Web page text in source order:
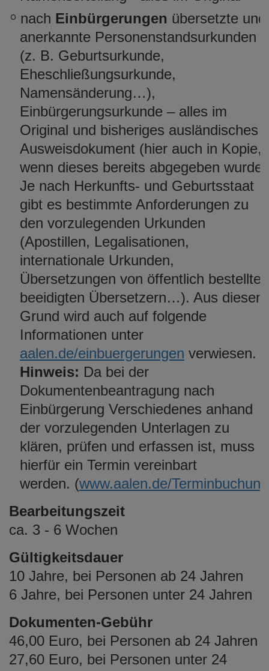
nach Einbürgerungen übersetzte und
anerkannte Personenstandsurkunden
(z. B. Geburtsurkunde,
Eheschließungsurkunde,
Namensänderung…),
Einbürgerungsurkunde – alles im
Original und bisheriges ausländisches
Ausweisdokument (hier auch in Kopie,
wenn dieses bereits abgegeben
Je nach Herkunfts- und Geburtsstaat
gibt es bestimmte Anforderungen zu
den vorzulegenden Urkunden
(Apostillen, Legalisationen,
internationale Urkunden,
Übersetzungen von öffentlich bestellten
beeidigten Übersetzern…). Aus diesem
Grund wird auch auf folgende
Informationen unter
aalen.de/einbuergerungen verwiesen.
Hinweis: Da bei der
Dokumentenbeantragung nach
Einbürgerung Verschiedenes anhand
der vorzulegenden Unterlagen zu
klären, prüfen und erfassen ist, muss
hierfür ein Termin vereinbart
werden. (www.aalen.de/Terminbuchung
Bearbeitungszeit
ca. 3 - 6 Wochen
Gültigkeitsdauer
10 Jahre, bei Personen ab 24 Jahren
6 Jahre, bei Personen unter 24 Jahren
Dokumenten-Gebühr
46,00 Euro, bei Personen ab 24 Jahren
27,60 Euro, bei Personen unter 24